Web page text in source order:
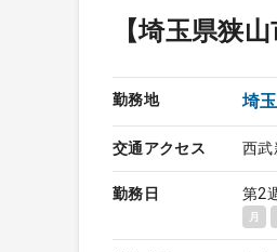
【埼玉県狭
勤務地 埼
交通アクセス 西武
勤務日 第2
月